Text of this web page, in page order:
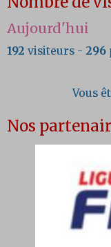
Aujourd'hui
192 visiteurs - 296
Vous
Nos